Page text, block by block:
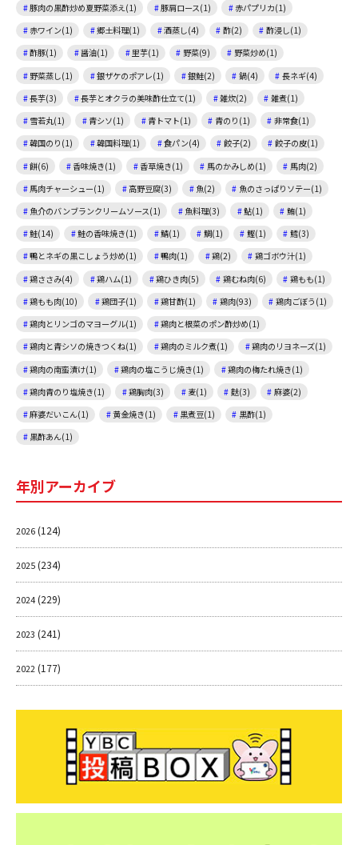
豚肉の黒酢炒め夏野菜添え(1)
豚肩ロース(1)
赤パプリカ(1)
赤ワイン(1)
郷土料理(1) 酒蒸し(4) 酢(2)
酢浸し(1)
酢豚(1)
醤油(1) 里芋(1) 野菜(9)
野菜炒め(1)
野菜蒸し(1)
銀ザケのポアレ(1) 銀鮭(2) 鍋(4)
長ネギ(4)
長芋(3)
長芋とオクラの美味酢仕立て(1) 雑炊(2)
雑煮(1)
雪若丸(1)
青シソ(1) 青トマト(1) 青のり(1)
非常食(1)
韓国のり(1)
韓国料理(1) 食パン(4) 餃子(2)
餃子の皮(1)
餅(6)
香味焼き(1) 香草焼き(1) 馬のかみしめ(1)
馬肉(2)
馬肉チャーシュー(1)
高野豆腐(3) 魚(2)
魚のさっぱりソテー(1)
魚介のバンブランクリームソース(1)
魚料理(3) 鮎(1)
鮪(1)
鮭(14)
鮭の香味焼き(1) 鯖(1) 鯛(1) 鰹(1)
鱈(3)
鴨とネギの黒こしょう炒め(1)
鴨肉(1) 鶏(2)
鶏ゴボウ汁(1)
鶏ささみ(4)
鶏ハム(1) 鶏ひき肉(5) 鶏むね肉(6)
鶏もも(1)
鶏もも肉(10)
鶏団子(1) 鶏甘酢(1) 鶏肉(93)
鶏肉ごぼう(1)
鶏肉とリンゴのマヨーグル(1)
鶏肉と根菜のポン酢炒め(1)
鶏肉と青シソの焼きつくね(1)
鶏肉のミルク煮(1)
鶏肉のリヨネーズ(1)
鶏肉の南蛮漬け(1)
鶏肉の塩こうじ焼き(1)
鶏肉の梅たれ焼き(1)
鶏肉青のり塩焼き(1)
鶏胸肉(3) 麦(1) 麩(3)
麻婆(2)
麻婆だいこん(1)
黄金焼き(1) 黒煮豆(1)
黒酢(1)
黒酢あん(1)
年別アーカイブ
2026(124)
2025(234)
2024(229)
2023 (241)
2022(177)